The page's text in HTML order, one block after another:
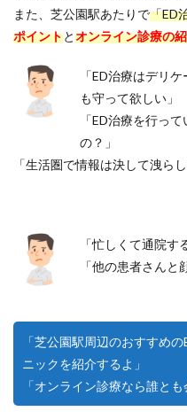
また、芝公園駅あたりで「ED
ポイントとオンライン診療の
「ED治療はデリ
も守って欲しい」
「ED治療を行っ
の？」
「生活圏で情報は決して洩ら
「忙しくて通院す
「他の患者さんと
「芝公園駅周辺のおすすめ
ニックを紹介するよ」
「オンライン診療なら誰とも